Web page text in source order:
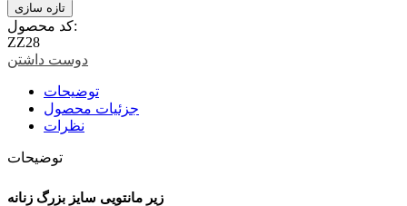
کد محصول:
ZZ28
دوست داشتن
توضیحات
جزئیات محصول
نظرات
توضیحات
زیر مانتویی سایز بزرگ زنانه